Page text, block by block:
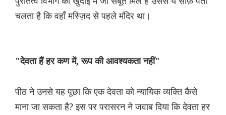
चलता है कि वहाँ मस्ज़िद से पहले मंदिर था।
"देवता हैं हर कण में, रूप की आवश्यकता नहीं"
पीठ ने उनसे यह पूछा कि एक देवता को न्यायिक व्यक्ति कैसे
माना जा सकता है? इस पर परासरन ने जवाब दिया कि देवता हर